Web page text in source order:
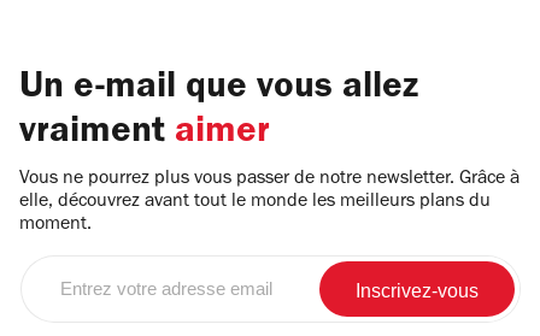
Un e-mail que vous allez
vraiment aimer
Vous ne pourrez plus vous passer de notre newsletter. Grâce à
elle, découvrez avant tout le monde les meilleurs plans du
moment.